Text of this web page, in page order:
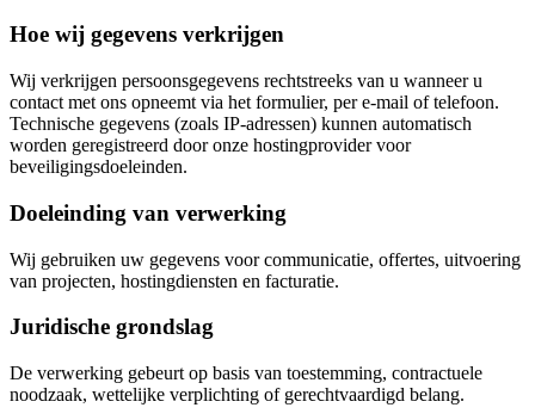
Hoe wij gegevens verkrijgen
Wij verkrijgen persoonsgegevens rechtstreeks van u wanneer u
contact met ons opneemt via het formulier, per e-mail of telefoon.
Technische gegevens (zoals IP-adressen) kunnen automatisch
worden geregistreerd door onze hostingprovider voor
beveiligingsdoeleinden.
Doeleinding van verwerking
Wij gebruiken uw gegevens voor communicatie, offertes, uitvoering
van projecten, hostingdiensten en facturatie.
Juridische grondslag
De verwerking gebeurt op basis van toestemming, contractuele
noodzaak, wettelijke verplichting of gerechtvaardigd belang.